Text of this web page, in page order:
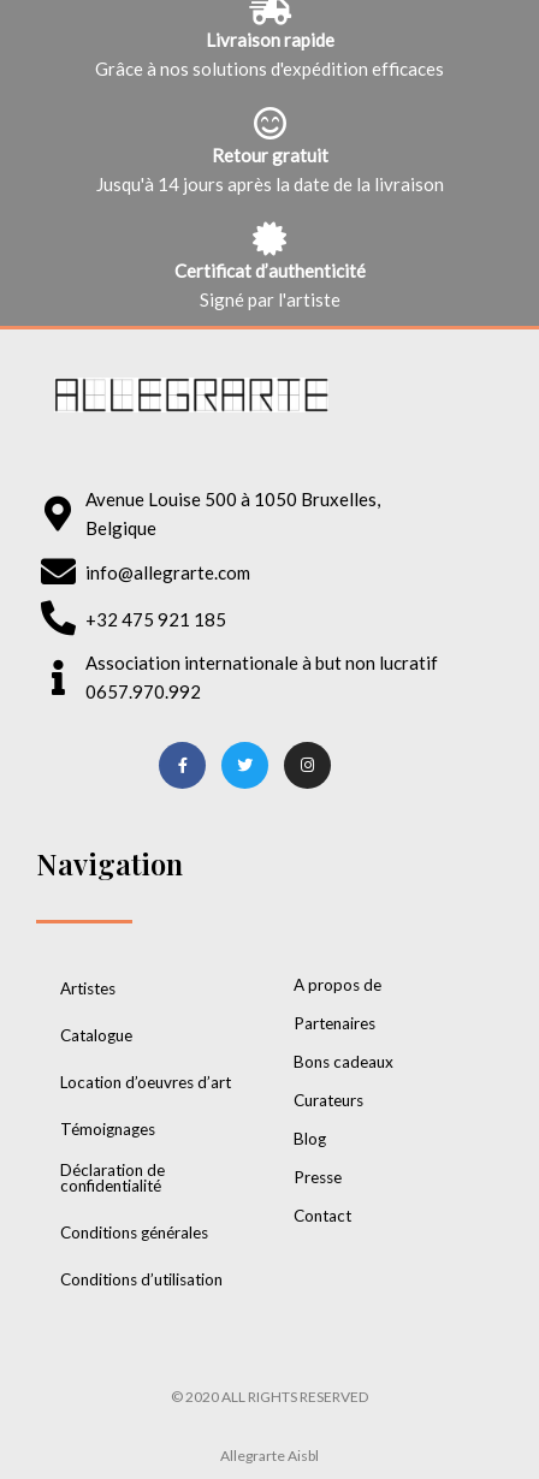
Livraison rapide
Grâce à nos solutions d'expédition efficaces
Retour gratuit
Jusqu'à 14 jours après la date de la livraison
Certificat d’authenticité
Signé par l'artiste
Avenue Louise 500 à 1050 Bruxelles,
Belgique
info@allegrarte.com
+32 475 921 185
Association internationale à but non lucratif
0657.970.992
Navigation
Artistes
Catalogue
Location d’oeuvres d’art
Témoignages
Déclaration de
confidentialité
Conditions générales
Conditions d’utilisation
A propos de
Partenaires
Bons cadeaux
Curateurs
Blog
Presse
Contact
© 2020 ALL RIGHTS RESERVED
Allegrarte Aisbl